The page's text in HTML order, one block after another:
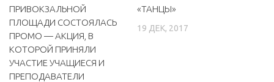
МБУ Парк культуры и отдыха им. И.В. Коротеева
МБУК «Централизованная библиотечная система»
ДК «Россия»
Афиша
ПРИВОКЗАЛЬНОЙ
ПЛОЩАДИ СОСТОЯЛАСЬ
ПРОМО — АКЦИЯ, В
КОТОРОЙ ПРИНЯЛИ
УЧАСТИЕ УЧАЩИЕСЯ И
ПРЕПОДАВАТЕЛИ
«ТАНЦЫ»
19 ДЕК, 2017